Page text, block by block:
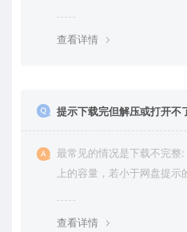
查看详情
提示下载完但解压或打开不
最常见的情况是下载不完整
上的容量，若小于网盘提
查看详情